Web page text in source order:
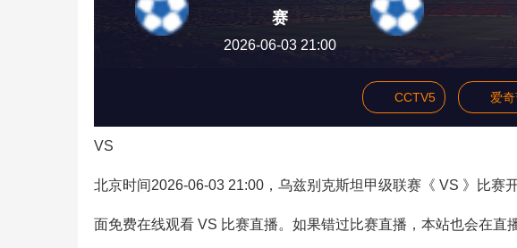
赛
2026-06-03 21:00
CCTV5 爱
VS
北京时间2026-06-03 21:00，乌兹别克斯坦甲级联赛《 VS 》比
面免费在线观看 VS 比赛直播。如果错过比赛直播，本站也会在直